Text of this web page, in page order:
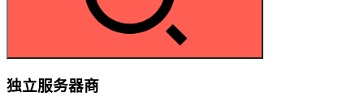
独立服务器商